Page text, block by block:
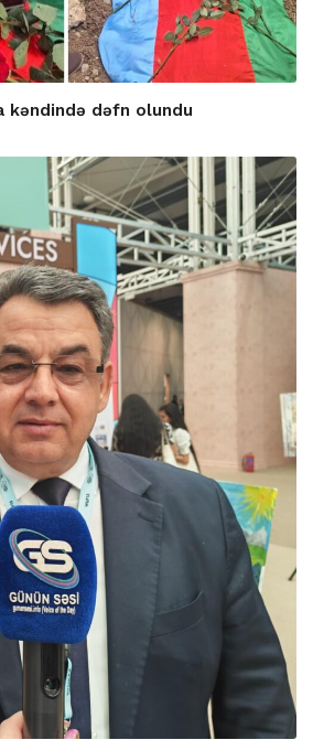
kəndində dəfn olundu